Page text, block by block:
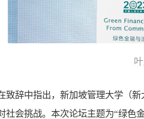
致辞中指出，新加坡管理大学（
社会挑战。本次论坛主题为“绿色